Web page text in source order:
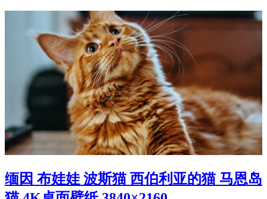
缅因 布娃娃 波斯猫 西伯利亚的猫 马恩岛